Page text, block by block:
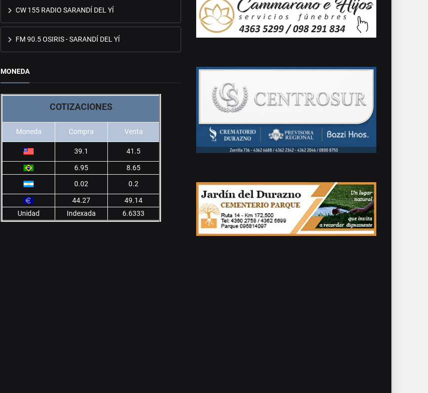
CW 155 RADIO SARANDÍ DEL YÍ
FM 90.5 OSIRIS - SARANDÍ DEL YÍ
MONEDA
COTIZACIONES
Moneda Compra Venta
39.1 41.5
6.95
8.65
0.02
0.2
44.27
49.14
Unidad
Indexada 6.6333